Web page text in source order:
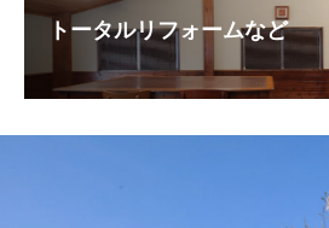
トータルリフォームなど